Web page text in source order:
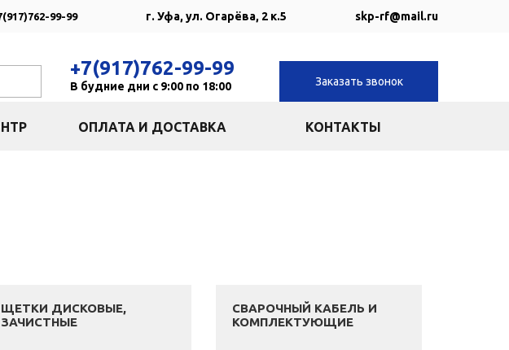
99-99 г. Уфа, ул. Огарёва, 2 к.5 skp-rf@mail.ru
+7(917)762-99-99
В будние дни с 9:00 по 18:00 Заказать звонок
ОПЛАТА И ДОСТАВКА КОНТАКТЫ
ЩЕТКИ ДИСКОВЫЕ,
ЗАЧИСТНЫЕ
СВАРОЧНЫЙ КАБЕЛЬ И
КОМПЛЕКТУЮЩИЕ